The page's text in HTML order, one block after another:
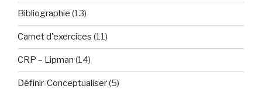
Bibliographie (13)
Carnet d'exercices (11)
CRP – Lipman (14)
Définir-Conceptualiser(5)